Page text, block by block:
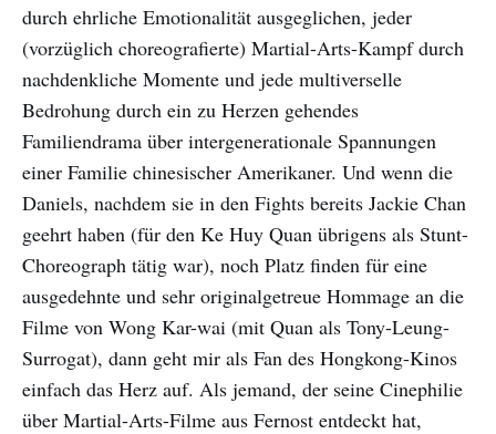
durch ehrliche Emotionalität ausgeglichen, jeder
(vorzüglich choreografierte) Martial-Arts-Kampf durch
nachdenkliche Momente und jede multiverselle
Bedrohung durch ein zu Herzen gehendes
Familiendrama über intergenerationale Spannungen
einer Familie chinesischer Amerikaner. Und wenn die
Daniels, nachdem sie in den Fights bereits Jackie Chan
geehrt haben (für den Ke Huy Quan übrigens als Stunt-
Choreograph tätig war), noch Platz finden für eine
ausgedehnte und sehr originalgetreue Hommage an die
Filme von Wong Kar-wai (mit Quan als Tony-Leung-
Surrogat), dann geht mir als Fan des Hongkong-Kinos
einfach das Herz auf. Als jemand, der seine Cinephilie
über Martial-Arts-Filme aus Fernost entdeckt hat,